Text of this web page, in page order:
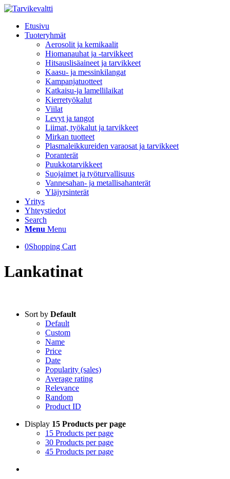
Etusivu
Tuoteryhmät
Aerosolit ja kemikaalit
Hiomanauhat ja -tarvikkeet
Hitsauslisäaineet ja tarvikkeet
Kaasu- ja messinkilangat
Kampanjatuotteet
Katkaisu-ja lamellilaikat
Kierretyökalut
Viilat
Levyt ja tangot
Liimat, työkalut ja tarvikkeet
Mirkan tuotteet
Plasmaleikkureiden varaosat ja tarvikkeet
Poranterät
Puukkotarvikkeet
Suojaimet ja työturvallisuus
Vannesahan- ja metallisahanterät
Yläjyrsinterät
Yritys
Yhteystiedot
Search
Menu Menu
0Shopping Cart
Lankatinat
Sort by Default
Default
Custom
Name
Price
Date
Popularity (sales)
Average rating
Relevance
Random
Product ID
Display 15 Products per page
15 Products per page
30 Products per page
45 Products per page